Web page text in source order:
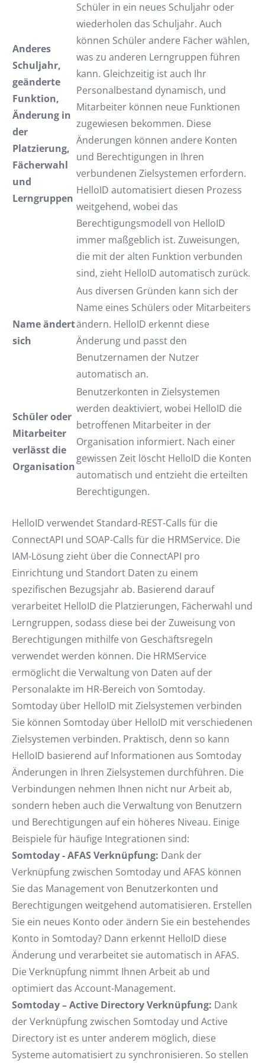
Anderes
Schuljahr,
geänderte
Funktion,
Änderung in
der
Platzierung,
Fächerwahl
und
Lerngruppen
Schüler in ein neues Schuljahr oder
wiederholen das Schuljahr. Auch
können Schüler andere Fächer wählen,
was zu anderen Lerngruppen führen
kann. Gleichzeitig ist auch Ihr
Personalbestand dynamisch, und
Mitarbeiter können neue Funktionen
zugewiesen bekommen. Diese
Änderungen können andere Konten
und Berechtigungen in Ihren
verbundenen Zielsystemen erfordern.
HelloID automatisiert diesen Prozess
weitgehend, wobei das
Berechtigungsmodell von HelloID
immer maßgeblich ist. Zuweisungen,
die mit der alten Funktion verbunden
sind, zieht HelloID automatisch zurück.
Name ändert
sich
Aus diversen Gründen kann sich der
Name eines Schülers oder Mitarbeiters
ändern. HelloID erkennt diese
Änderung und passt den
Benutzernamen der Nutzer
automatisch an.
Schüler oder
Mitarbeiter
verlässt die
Organisation
Benutzerkonten in Zielsystemen
werden deaktiviert, wobei HelloID die
betroffenen Mitarbeiter in der
Organisation informiert. Nach einer
gewissen Zeit löscht HelloID die Konten
automatisch und entzieht die erteilten
Berechtigungen.
HelloID verwendet Standard-REST-Calls für die
ConnectAPI und SOAP-Calls für die HRMService. Die
IAM-Lösung zieht über die ConnectAPI pro
Einrichtung und Standort Daten zu einem
spezifischen Bezugsjahr ab. Basierend darauf
verarbeitet HelloID die Platzierungen, Fächerwahl und
Lerngruppen, sodass diese bei der Zuweisung von
Berechtigungen mithilfe von Geschäftsregeln
verwendet werden können. Die HRMService
ermöglicht die Verwaltung von Daten auf der
Personalakte im HR-Bereich von Somtoday.
Somtoday über HelloID mit Zielsystemen verbinden
Sie können Somtoday über HelloID mit verschiedenen
Zielsystemen verbinden. Praktisch, denn so kann
HelloID basierend auf Informationen aus Somtoday
Änderungen in Ihren Zielsystemen durchführen. Die
Verbindungen nehmen Ihnen nicht nur Arbeit ab,
sondern heben auch die Verwaltung von Benutzern
und Berechtigungen auf ein höheres Niveau. Einige
Beispiele für häufige Integrationen sind:
Somtoday - AFAS Verknüpfung: Dank der
Verknüpfung zwischen Somtoday und AFAS können
Sie das Management von Benutzerkonten und
Berechtigungen weitgehend automatisieren. Erstellen
Sie ein neues Konto oder ändern Sie ein bestehendes
Konto in Somtoday? Dann erkennt HelloID diese
Änderung und verarbeitet sie automatisch in AFAS.
Die Verknüpfung nimmt Ihnen Arbeit ab und
optimiert das Account-Management.
Somtoday – Active Directory Verknüpfung: Dank
der Verknüpfung zwischen Somtoday und Active
Directory ist es unter anderem möglich, diese
Systeme automatisiert zu synchronisieren. So stellen